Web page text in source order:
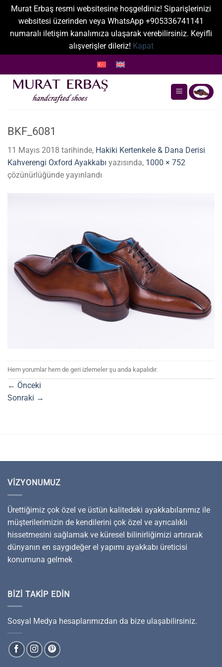
Murat Erbaş resmi websitesine hoşgeldiniz! Siparişlerinizi
websitesi üzerinden veya WhatsApp +905336741141
numaralı iletişim kanalımıza ulaşarak verebilirsiniz. Keyifli
alışverişler dileriz! Kapat
atla
BKF_6081
11 Mayıs 2018 tarihinde, Hakiki Kertenkele & Dana Derisi
Kahverengi Oxford Ayakkabı yazısında, 1000 × 752
çözünürlüğünde yayınlandı
Hem yorumlar hem de geri izlemeler şu anda kapalıdır.
← Önceki
Sonraki →
VIZYONUMUZ
Ürettiğimiz çok özel ve üstün kalitedeki ayakkabılarımız ile
müşterilerimizin de kendilerini çok özel ve ayrıcalıklı
hissetmesini sağlamak ve küresel bilinirliğimizi artırarak
dünyanın en saygıdeğer el yapımı ayakkabı üreticisi
konumuna gelmek
BIZI TAKIP EDIN
Sosyal Medya hesaplarımızdan da bize ulaşabilirsiniz.